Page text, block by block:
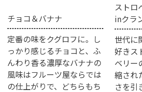
チョコ＆バナナ
定番の味をクグロフに。し
っかり感じるチョコと、ふ
んわり香る濃厚なバナナの
風味はフルーツ屋ならでは
の仕上がりで、どちらもち
ストロ
inクラ
世代に
好きス
ベリー
縮され
さを引